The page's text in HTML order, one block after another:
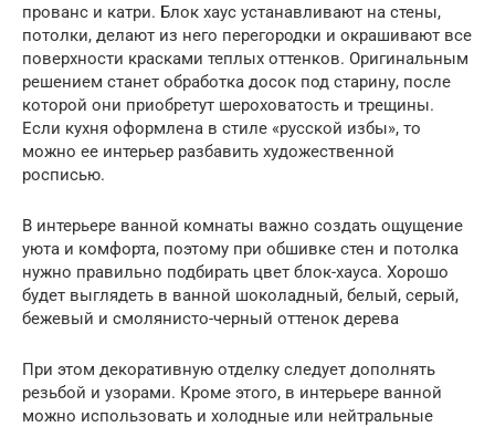
прованс и катри. Блок хаус устанавливают на стены,
потолки, делают из него перегородки и окрашивают все
поверхности красками теплых оттенков. Оригинальным
решением станет обработка досок под старину, после
которой они приобретут шероховатость и трещины.
Если кухня оформлена в стиле «русской избы», то
можно ее интерьер разбавить художественной
росписью.
В интерьере ванной комнаты важно создать ощущение
уюта и комфорта, поэтому при обшивке стен и потолка
нужно правильно подбирать цвет блок-хауса. Хорошо
будет выглядеть в ванной шоколадный, белый, серый,
бежевый и смолянисто-черный оттенок дерева
При этом декоративную отделку следует дополнять
резьбой и узорами. Кроме этого, в интерьере ванной
можно использовать и холодные или нейтральные